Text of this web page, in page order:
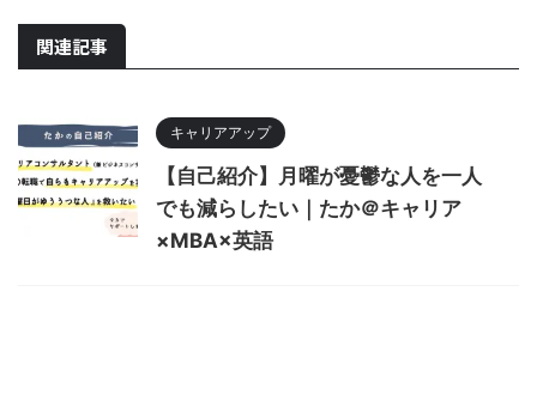
関連記事
キャリアアップ
【自己紹介】月曜が憂鬱な人を一人
でも減らしたい｜たか＠キャリア
×MBA×英語